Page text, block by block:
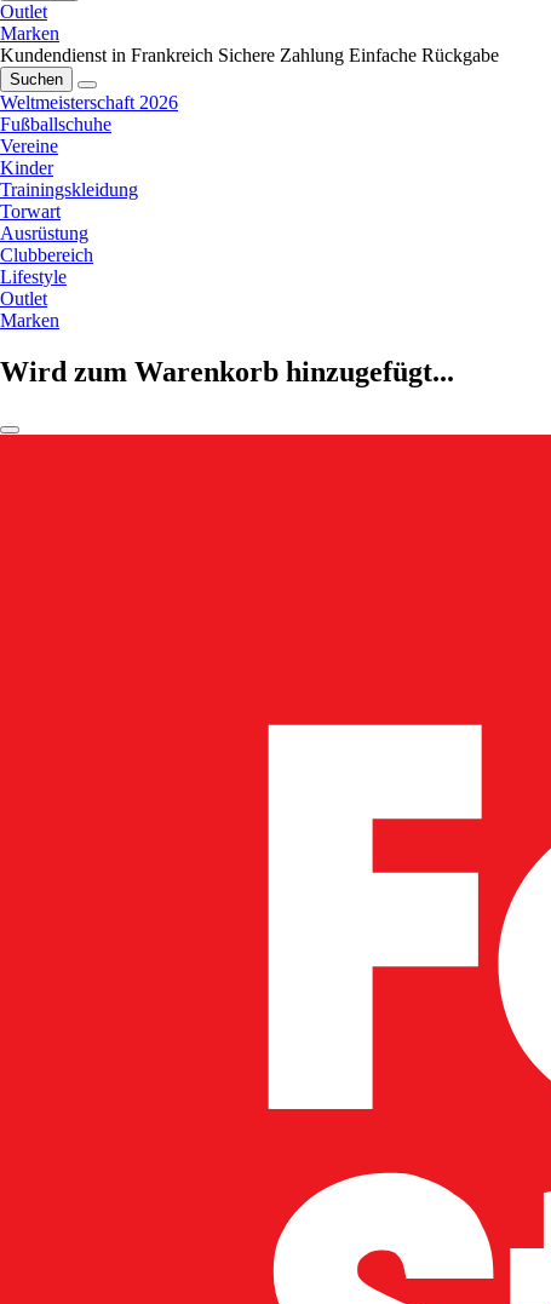
Outlet
Marken
Kundendienst in Frankreich Sichere Zahlung Einfache Rückgabe
Suchen
Weltmeisterschaft 2026
Fußballschuhe
Vereine
Kinder
Trainingskleidung
Torwart
Ausrüstung
Clubbereich
Lifestyle
Outlet
Marken
Wird zum Warenkorb hinzugefügt...